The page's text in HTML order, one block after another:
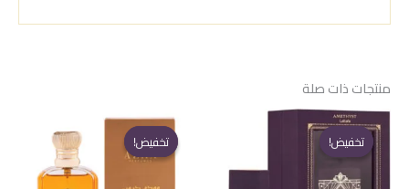
منتجات ذات صلة
تخفيض!
تخفيض! تخفيض!
تخفيض!